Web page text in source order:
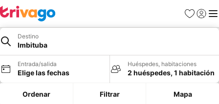
Favoritos
Iniciar
Destino
Imbituba
Entrada/salida
Elige las fechas
Huéspedes, habitaciones
2 huéspedes, 1 habitación
Ordenar Filtrar Mapa